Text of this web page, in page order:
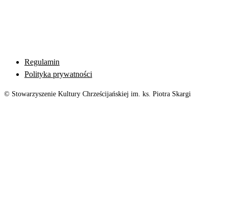
Regulamin
Polityka prywatności
© Stowarzyszenie Kultury Chrześcijańskiej im. ks. Piotra Skargi